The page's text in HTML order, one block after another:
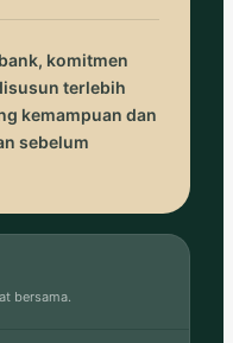
komitmen
terlebih
kemampuan dan
sebelum
bersama.